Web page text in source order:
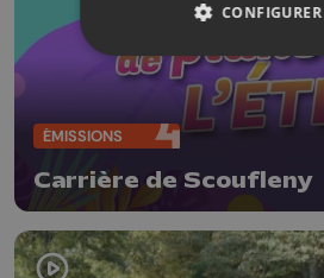
ÉMISSIONS
Carrière de Scoufleny
CONFIGURER